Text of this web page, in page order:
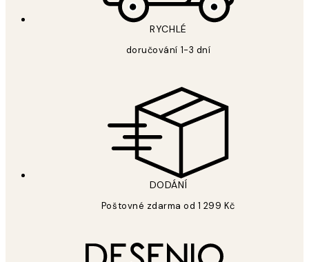
RYCHLÉ
doručování 1-3 dní
DODÁNÍ
Poštovné zdarma od 1 299 Kč